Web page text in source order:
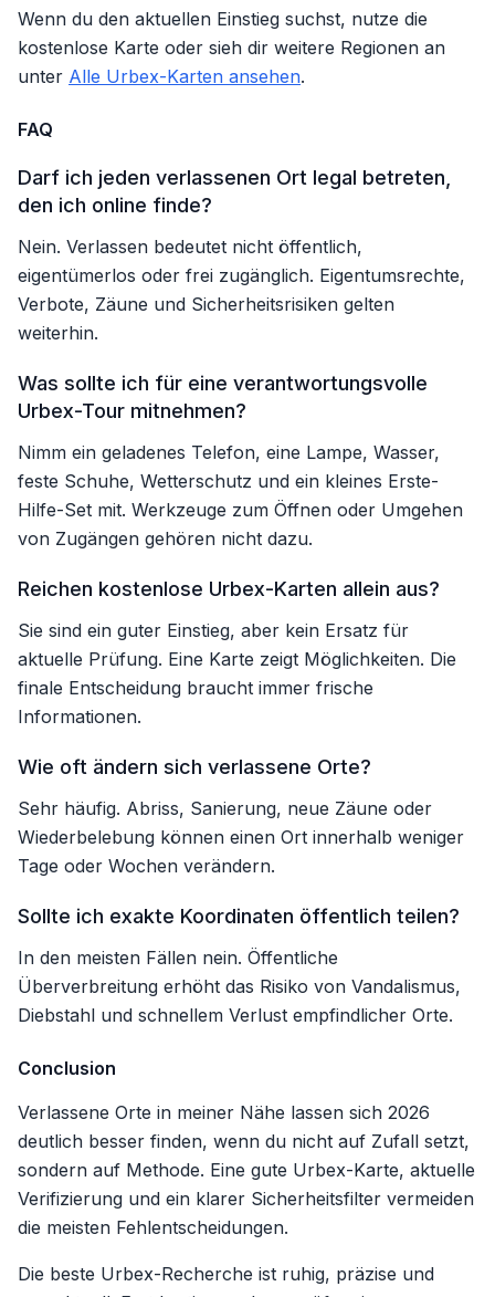
Wenn du den aktuellen Einstieg suchst, nutze die
kostenlose Karte oder sieh dir weitere Regionen an
unter Alle Urbex-Karten ansehen.
FAQ
Darf ich jeden verlassenen Ort legal betreten,
den ich online finde?
Nein. Verlassen bedeutet nicht öffentlich,
eigentümerlos oder frei zugänglich. Eigentumsrechte,
Verbote, Zäune und Sicherheitsrisiken gelten
weiterhin.
Was sollte ich für eine verantwortungsvolle
Urbex-Tour mitnehmen?
Nimm ein geladenes Telefon, eine Lampe, Wasser,
feste Schuhe, Wetterschutz und ein kleines Erste-
Hilfe-Set mit. Werkzeuge zum Öffnen oder Umgehen
von Zugängen gehören nicht dazu.
Reichen kostenlose Urbex-Karten allein aus?
Sie sind ein guter Einstieg, aber kein Ersatz für
aktuelle Prüfung. Eine Karte zeigt Möglichkeiten. Die
finale Entscheidung braucht immer frische
Informationen.
Wie oft ändern sich verlassene Orte?
Sehr häufig. Abriss, Sanierung, neue Zäune oder
Wiederbelebung können einen Ort innerhalb weniger
Tage oder Wochen verändern.
Sollte ich exakte Koordinaten öffentlich teilen?
In den meisten Fällen nein. Öffentliche
Überverbreitung erhöht das Risiko von Vandalismus,
Diebstahl und schnellem Verlust empfindlicher Orte.
Conclusion
Verlassene Orte in meiner Nähe lassen sich 2026
deutlich besser finden, wenn du nicht auf Zufall setzt,
sondern auf Methode. Eine gute Urbex-Karte, aktuelle
Verifizierung und ein klarer Sicherheitsfilter vermeiden
die meisten Fehlentscheidungen.
Die beste Urbex-Recherche ist ruhig, präzise und